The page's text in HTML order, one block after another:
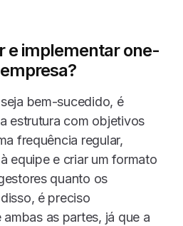
e implementar one-
bem-sucedido, é
estrutura com objetivos
frequência regular,
equipe e criar um formato
quanto os
é preciso
as partes, já que a